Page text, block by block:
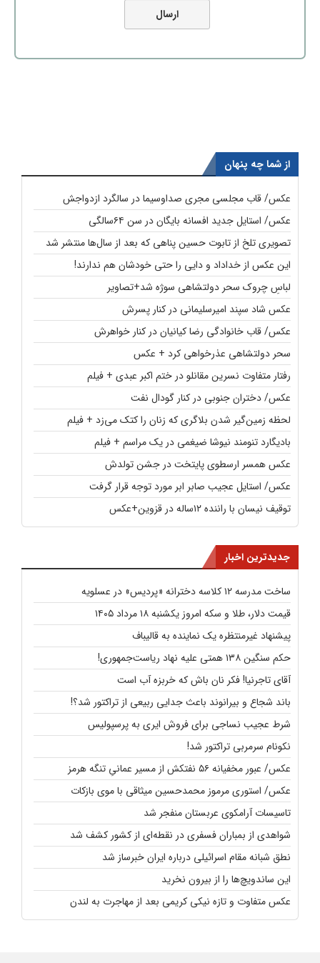
از شما چه پنهان
عکس/ قاب مجلسی مجری صداوسیما در سالگرد ازدواجش
عکس/ استایل جدید افسانه بایگان در سن ۶۴سالگی
تصویری تلخ از تابوت حسین پناهی که بعد از سال‌ها منتشر شد
این عکس از خداداد و دایی را حتی خودشان هم ندارند!
لباسِ چروک سحر دولتشاهی سوژه شد+تصاویر
عکس شاد سپند امیرسلیمانی در کنار پسرش
عکس/ قاب خانوادگی رضا کیانیان در کنار خواهرش
سحر دولتشاهی عذرخواهی کرد + عکس
رفتار متفاوت نسرین مقانلو در ختم اکبر عبدی + فیلم
عکس/ دختران جنوبی در کنار گودال نفت
لحظه زمین‌گیر شدن بلاگری که زنان را کتک می‌زد + فیلم
بادیگارد تنومند نیوشا ضیغمی در یک مراسم + فیلم
عکس همسر ارسطوی پایتخت در جشن تولدش
عکس/ استایل عجیب صابر ابر مورد توجه قرار گرفت
توقیف نیسان با راننده ۱۲ساله در قزوین+عکس
جدیدترین اخبار
ساخت مدرسه ۱۲ کلاسه دخترانه «پردیس» در عسلویه
قیمت دلار، طلا و سکه امروز یکشنبه ۱۸ مرداد ۱۴۰۵
پیشنهاد غیرمنتظره یک نماینده به قالیباف
حکم سنگین ۱۳۸ همتی علیه نهاد ریاست‌جمهوری!
آقای تاجرنیا! فکر نان باش که خربزه آب است
باند شجاع و بیرانوند باعث جدایی ربیعی از تراکتور شد؟!
شرط عجیب نساجی برای فروش ایری به پرسپولیس
نکونام سرمربی تراکتور شد!
عکس/ عبور مخفیانه ۵۶ نفتکش از مسیر عمانیِ تنگه هرمز
عکس/ استوری مرموز محمدحسین میثاقی با موی بازکات
تاسیسات آرامکوی عربستان منفجر شد
شواهدی از بمباران فسفری در نقطه‌ای از کشور کشف شد
نطق شبانه مقام اسرائیلی درباره ایران خبرساز شد
این ساندویچ‌ها را از بیرون نخرید
عکس متفاوت و تازه نیکی کریمی بعد از مهاجرت به لندن